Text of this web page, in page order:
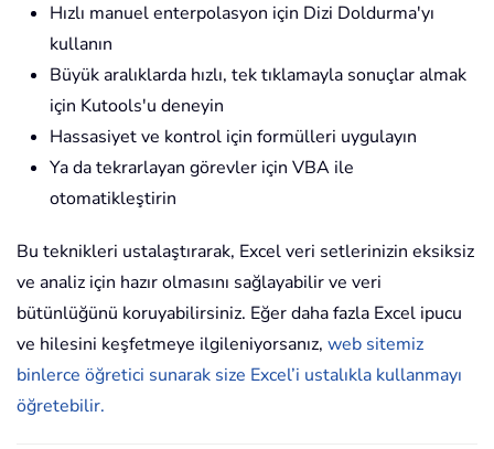
Hızlı manuel enterpolasyon için Dizi Doldurma'yı
kullanın
Büyük aralıklarda hızlı, tek tıklamayla sonuçlar almak
için Kutools'u deneyin
Hassasiyet ve kontrol için formülleri uygulayın
Ya da tekrarlayan görevler için VBA ile
otomatikleştirin
Bu teknikleri ustalaştırarak, Excel veri setlerinizin eksiksiz
ve analiz için hazır olmasını sağlayabilir ve veri
bütünlüğünü koruyabilirsiniz. Eğer daha fazla Excel ipucu
ve hilesini keşfetmeye ilgileniyorsanız, web sitemiz
binlerce öğretici sunarak size Excel’i ustalıkla kullanmayı
öğretebilir.